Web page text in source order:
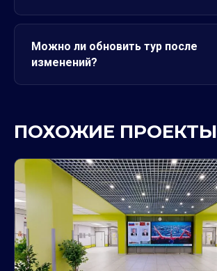
Можно ли обновить тур после
изменений?
ПОХОЖИЕ ПРОЕКТЫ